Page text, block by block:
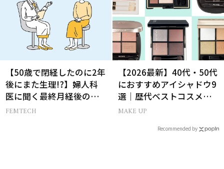
【50歳で閉経したのに2年
後にまた生理!?】婦人科
医に聞く最終月経後の出
血の対処法
FEMTECH
【2026最新】40代・50代
におすすめアイシャドウ9
選｜歴代ベストコスメ受
賞まとめ
MAKE UP
Recommended by